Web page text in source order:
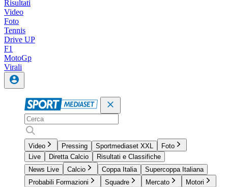
Risultati
Video
Foto
Tennis
Drive UP
F1
MotoGp
Virali
Video Pressing Sportmediaset XXL
Foto
Live
Diretta Calcio
Risultati e Classifiche
News Live
Calcio Coppa Italia
Supercoppa Italiana
Probabili Formazioni
Squadre Mercato
Motori